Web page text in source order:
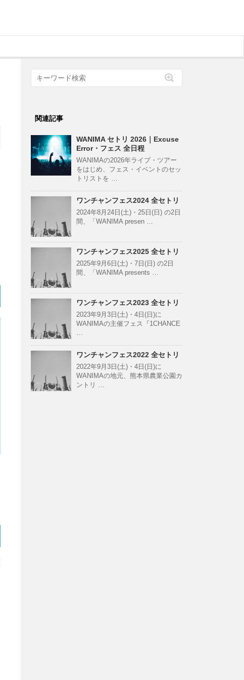
関連記事
WANIMA セトリ 2026｜Excuse
Error・フェス 全日程
WANIMAの2026年ライブ・ツアー
をはじめ、フェス・イベントのセッ
トリストを …
ワンチャンフェス2024 全セトリ
2024年8月24日(土)・25日(日) の2日
間、「WANIMA presen …
ワンチャンフェス2025 全セトリ
2025年9月6日(土)・7日(日) の2日
間、「WANIMA presents …
ワンチャンフェス2023 全セトリ
2023年9月3日(土)・4日(日)に
WANIMAの主催フェス『1CHANCE
…
ワンチャンフェス2022 全セトリ
2022年9月3日(土)・4日(日)に
WANIMAの地元、熊本県農業公園カ
ントリ …